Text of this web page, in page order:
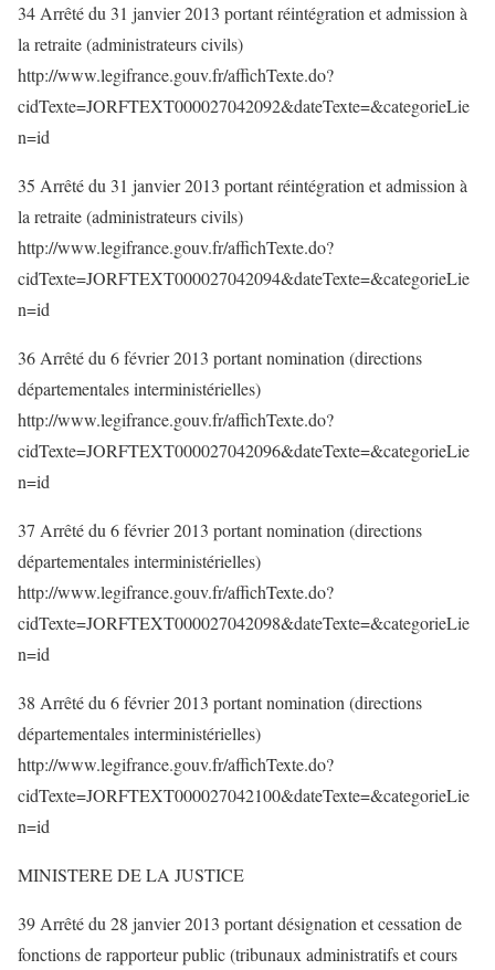
34 Arrêté du 31 janvier 2013 portant réintégration et admission à
la retraite (administrateurs civils)
http://www.legifrance.gouv.fr/affichTexte.do?
cidTexte=JORFTEXT000027042092&dateTexte=&categorieLie
n=id
35 Arrêté du 31 janvier 2013 portant réintégration et admission à
la retraite (administrateurs civils)
http://www.legifrance.gouv.fr/affichTexte.do?
cidTexte=JORFTEXT000027042094&dateTexte=&categorieLie
n=id
36 Arrêté du 6 février 2013 portant nomination (directions
départementales interministérielles)
http://www.legifrance.gouv.fr/affichTexte.do?
cidTexte=JORFTEXT000027042096&dateTexte=&categorieLie
n=id
37 Arrêté du 6 février 2013 portant nomination (directions
départementales interministérielles)
http://www.legifrance.gouv.fr/affichTexte.do?
cidTexte=JORFTEXT000027042098&dateTexte=&categorieLie
n=id
38 Arrêté du 6 février 2013 portant nomination (directions
départementales interministérielles)
http://www.legifrance.gouv.fr/affichTexte.do?
cidTexte=JORFTEXT000027042100&dateTexte=&categorieLie
n=id
MINISTERE DE LA JUSTICE
39 Arrêté du 28 janvier 2013 portant désignation et cessation de
fonctions de rapporteur public (tribunaux administratifs et cours